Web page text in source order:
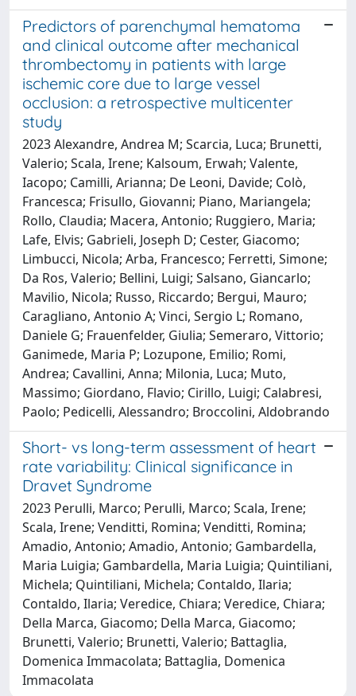
Predictors of parenchymal hematoma
and clinical outcome after mechanical
thrombectomy in patients with large
ischemic core due to large vessel
occlusion: a retrospective multicenter
study
2023 Alexandre, Andrea M; Scarcia, Luca; Brunetti,
Valerio; Scala, Irene; Kalsoum, Erwah; Valente,
Iacopo; Camilli, Arianna; De Leoni, Davide; Colò,
Francesca; Frisullo, Giovanni; Piano, Mariangela;
Rollo, Claudia; Macera, Antonio; Ruggiero, Maria;
Lafe, Elvis; Gabrieli, Joseph D; Cester, Giacomo;
Limbucci, Nicola; Arba, Francesco; Ferretti, Simone;
Da Ros, Valerio; Bellini, Luigi; Salsano, Giancarlo;
Mavilio, Nicola; Russo, Riccardo; Bergui, Mauro;
Caragliano, Antonio A; Vinci, Sergio L; Romano,
Daniele G; Frauenfelder, Giulia; Semeraro, Vittorio;
Ganimede, Maria P; Lozupone, Emilio; Romi,
Andrea; Cavallini, Anna; Milonia, Luca; Muto,
Massimo; Giordano, Flavio; Cirillo, Luigi; Calabresi,
Paolo; Pedicelli, Alessandro; Broccolini, Aldobrando
Short- vs long-term assessment of heart
rate variability: Clinical significance in
Dravet Syndrome
2023 Perulli, Marco; Perulli, Marco; Scala, Irene;
Scala, Irene; Venditti, Romina; Venditti, Romina;
Amadio, Antonio; Amadio, Antonio; Gambardella,
Maria Luigia; Gambardella, Maria Luigia; Quintiliani,
Michela; Quintiliani, Michela; Contaldo, Ilaria;
Contaldo, Ilaria; Veredice, Chiara; Veredice, Chiara;
Della Marca, Giacomo; Della Marca, Giacomo;
Brunetti, Valerio; Brunetti, Valerio; Battaglia,
Domenica Immacolata; Battaglia, Domenica
Immacolata